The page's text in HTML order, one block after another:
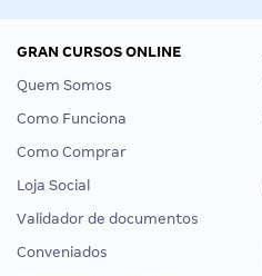
GRAN CURSOS ONLINE
Quem Somos
Como Funciona
Como Comprar
Loja Social
Validador de documentos
Conveniados